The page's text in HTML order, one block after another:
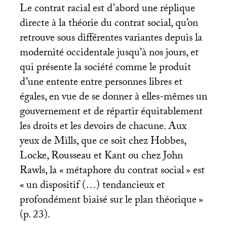
Le contrat racial est d’abord une réplique
directe à la théorie du contrat social, qu’on
retrouve sous différentes variantes depuis la
modernité occidentale jusqu’à nos jours, et
qui présente la société comme le produit
d’une entente entre personnes libres et
égales, en vue de se donner à elles-mêmes un
gouvernement et de répartir équitablement
les droits et les devoirs de chacune. Aux
yeux de Mills, que ce soit chez Hobbes,
Locke, Rousseau et Kant ou chez John
Rawls, la «métaphore du contrat social» est
«un dispositif (…) tendancieux et
profondément biaisé sur le plan théorique»
(p. 23).